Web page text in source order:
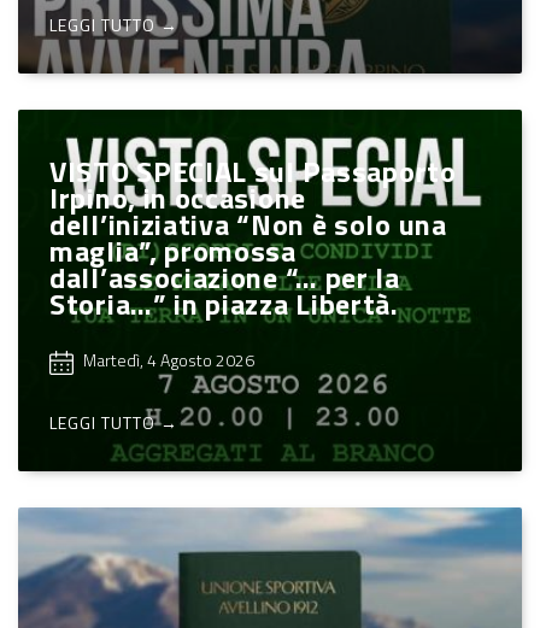
LEGGI TUTTO →
VISTO SPECIAL sul Passaporto
Irpino, in occasione
dell’iniziativa “Non è solo una
maglia”, promossa
dall’associazione “… per la
Storia…” in piazza Libertà.
Martedì, 4 Agosto 2026
LEGGI TUTTO →